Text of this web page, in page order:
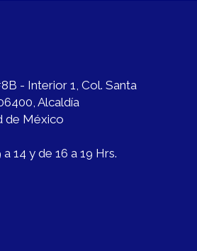
- Interior 1, Col. Santa
Alcaldía
de México
14 y de 16 a 19 Hrs.